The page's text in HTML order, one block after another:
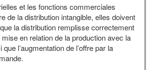
et les fonctions commerciales
de la distribution intangible, elles doivent
la distribution remplisse correctement
en relation de la production avec la
l’augmentation de l’offre par la